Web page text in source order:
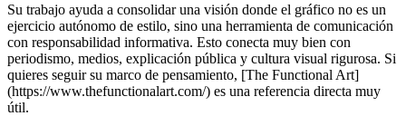
Su trabajo ayuda a consolidar una visión donde el gráfico no es un
ejercicio autónomo de estilo, sino una herramienta de comunicación
con responsabilidad informativa. Esto conecta muy bien con
periodismo, medios, explicación pública y cultura visual rigurosa. Si
quieres seguir su marco de pensamiento, [The Functional Art]
(https://www.thefunctionalart.com/) es una referencia directa muy
útil.